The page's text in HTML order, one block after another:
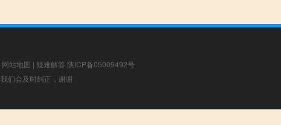
网站地图 | 疑难解答 陕ICP备05009492号
们会及时纠正，谢谢